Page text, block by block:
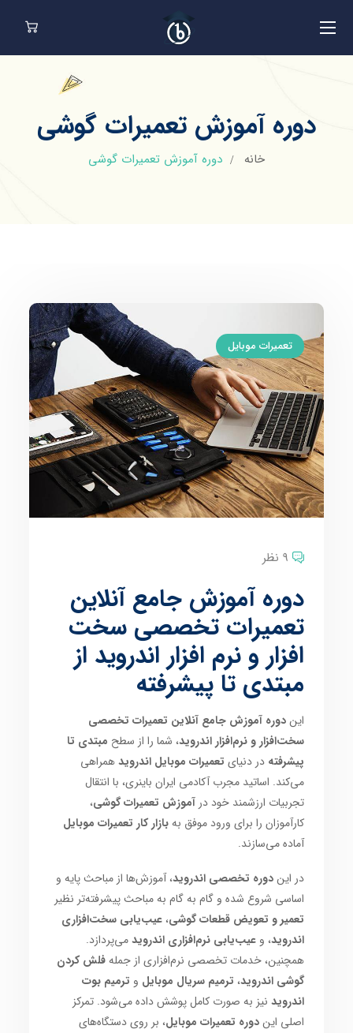
دوره آموزش تعمیرات گوشی
خانه دوره آموزش تعمیرات گوشی
تعمیرات موبایل
9 نظر
دوره آموزش جامع آنلاین
تعمیرات تخصصی سخت
افزار و نرم افزار اندروید از
مبتدی تا پیشرفته
ایندوره آموزش جامع آنلاین تعمیرات تخصصی
سخت‌افزار و نرم‌افزار اندروید، شما را از سطح مبتدی تا
پیشرفته در دنیای تعمیرات موبایل اندرویدهمراهی
می‌کند. اساتید مجرب آکادمی ایران باینری، با انتقال
تجربیات ارزشمند خود درآموزش تعمیرات گوشی،
کارآموزان را برای ورود موفق بهبازار کار تعمیرات موبایل
آماده می‌سازند.
در ایندوره تخصصی اندروید، آموزش‌ها از مباحث پایه و
اساسی شروع شده و گام به گام به مباحث پیشرفته‌تر نظیر
تعمیر و تعویض قطعات گوشی،عیب‌یابی سخت‌افزاری
اندروید، وعیب‌یابی نرم‌افزاری اندرویدمی‌پردازد.
همچنین، خدمات تخصصی نرم‌افزاری از جملهفلش کردن
گوشی اندروید، ترمیم سریال موبایل و ترمیم بوت
اندروید نیز به صورت کامل پوشش داده می‌شود. تمرکز
اصلی ایندوره تعمیرات موبایل، بر روی دستگاه‌های